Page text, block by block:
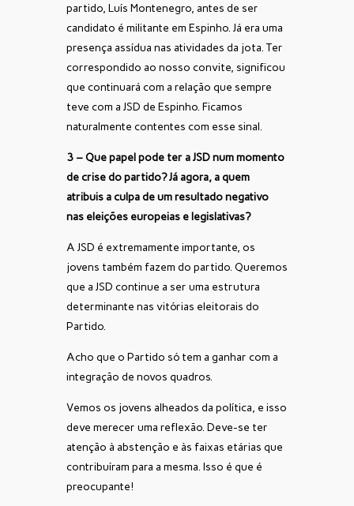
partido, Luís Montenegro, antes de ser
candidato é militante em Espinho. Já era uma
presença assídua nas atividades da jota. Ter
correspondido ao nosso convite, significou
que continuará com a relação que sempre
teve com a JSD de Espinho. Ficamos
naturalmente contentes com esse sinal.
3 – Que papel pode ter a JSD num momento
de crise do partido? Já agora, a quem
atribuis a culpa de um resultado negativo
nas eleições europeias e legislativas?
A JSD é extremamente importante, os
jovens também fazem do partido. Queremos
que a JSD continue a ser uma estrutura
determinante nas vitórias eleitorais do
Partido.
Acho que o Partido só tem a ganhar com a
integração de novos quadros.
Vemos os jovens alheados da política, e isso
deve merecer uma reflexão. Deve-se ter
atenção à abstenção e às faixas etárias que
contribuíram para a mesma. Isso é que é
preocupante!